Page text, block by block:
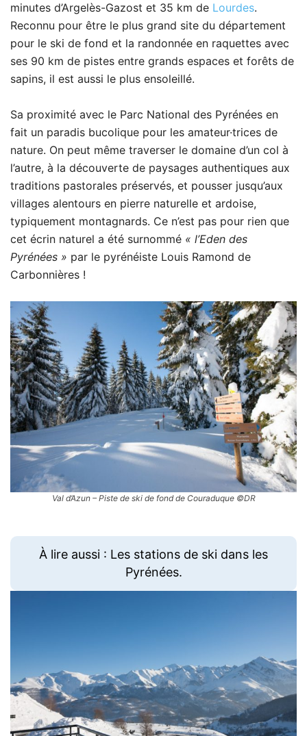
minutes d’Argelès-Gazost et 35 km de Lourdes.
Reconnu pour être le plus grand site du département
pour le ski de fond et la randonnée en raquettes avec
ses 90 km de pistes entre grands espaces et forêts de
sapins, il est aussi le plus ensoleillé.
Sa proximité avec le Parc National des Pyrénées en
fait un paradis bucolique pour les amateur·trices de
nature. On peut même traverser le domaine d’un col à
l’autre, à la découverte de paysages authentiques aux
traditions pastorales préservés, et pousser jusqu’aux
villages alentours en pierre naturelle et ardoise,
typiquement montagnards. Ce n’est pas pour rien que
cet écrin naturel a été surnommé « l’Eden des
Pyrénées » par le pyrénéiste Louis Ramond de
Carbonnières !
Val d’Azun – Piste de ski de fond de Couraduque ©DR
À lire aussi : Les stations de ski dans les
Pyrénées.